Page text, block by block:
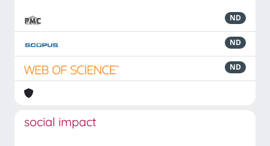
ND
ND
ND
social impact